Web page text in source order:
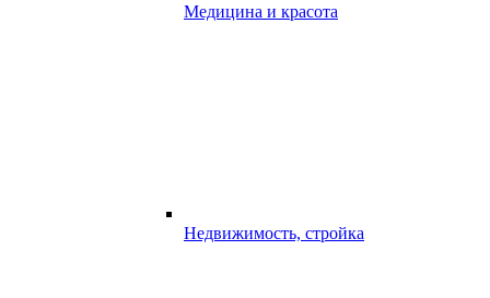
Медицина и красота
Недвижимость, стройка